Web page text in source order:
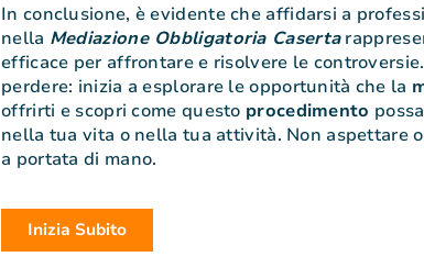
In conclusione, è evidente che affidarsi a
nella Mediazione Obbligatoria Caserta
efficace per affrontare e risolvere le controversie.
perdere: inizia a esplorare le opportunità che la
offrirti e scopri come questo procedimento
nella tua vita o nella tua attività. Non aspettare
a portata di mano.
Inizia Subito